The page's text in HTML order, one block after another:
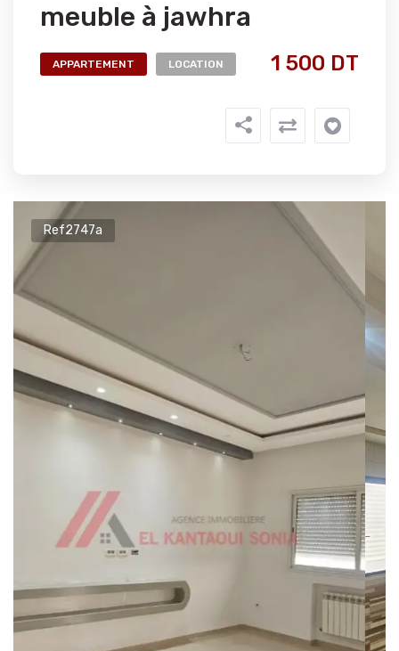
meuble à jawhra
APPARTEMENT LOCATION 1 500 DT
Ref2747a